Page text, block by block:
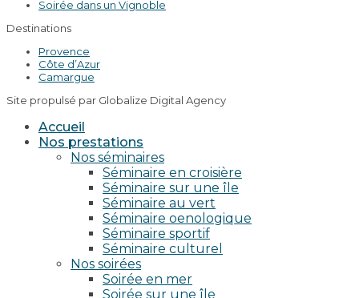
Soirée dans un Vignoble
Destinations
Provence
Côte d’Azur
Camargue
Site propulsé par Globalize Digital Agency
Accueil
Nos prestations
Nos séminaires
Séminaire en croisière
Séminaire sur une île
Séminaire au vert
Séminaire oenologique
Séminaire sportif
Séminaire culturel
Nos soirées
Soirée en mer
Soirée sur une île